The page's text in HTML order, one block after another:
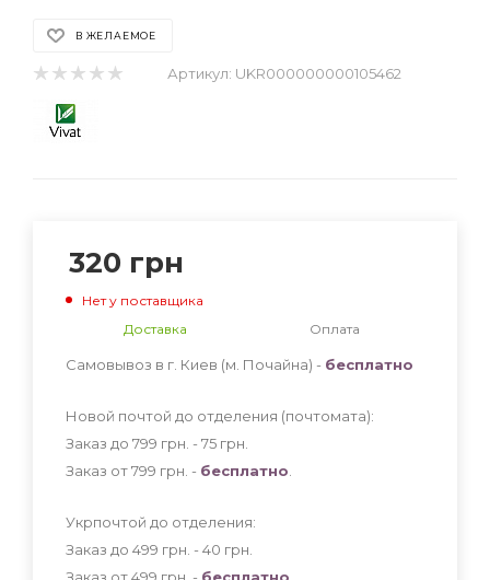
В ЖЕЛАЕМОЕ
Артикул: UKR000000000105462
320 грн
Нет у поставщика
Доставка
Оплата
Самовывоз в г. Киев (м. Почайна) - бесплатно
Новой почтой до отделения (почтомата):
Заказ до 799 грн. - 75 грн
Заказ от 799 грн. - бесплатно
Укрпочтой до отделения:
Заказ до 499 грн. - 40 грн
Заказ от 499 грн. - бесплатно